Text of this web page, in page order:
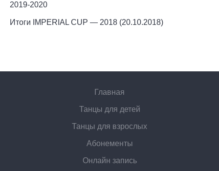
2019-2020
Итоги IMPERIAL CUP — 2018 (20.10.2018)
Главная
Танцы для детей
Танцы для взрослых
Абонементы
Онлайн запись